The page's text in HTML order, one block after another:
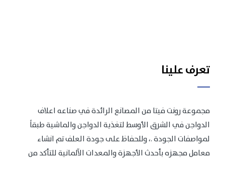
تعرف علينا
مجموعة رونت فيتا من المصانع الرائدة في صناعه اعلاف
الدواجن في الشرق الأوسط لتغذية الدواجن والماشية طبقاً
لمواصفات الجودة .، وللحفاظ على جودة العلف تم انشاء
معامل مجهزه بأحدث الأجهزة والمعدات الآلمانية للتأكد من